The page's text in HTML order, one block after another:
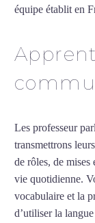
équipe établit en
Les professeur
transmettrons
de rôles, de mises
vie quotidienne.
vocabulaire et la
d’utiliser la